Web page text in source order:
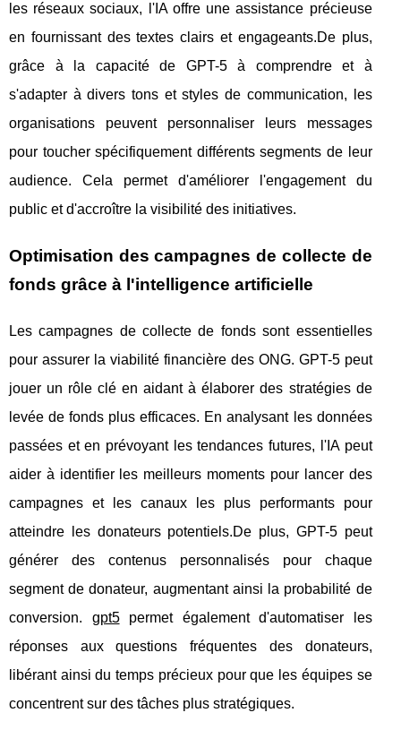
les réseaux sociaux, l'IA offre une assistance précieuse
en fournissant des textes clairs et engageants.De plus,
grâce à la capacité de GPT-5 à comprendre et à
s'adapter à divers tons et styles de communication, les
organisations peuvent personnaliser leurs messages
pour toucher spécifiquement différents segments de leur
audience. Cela permet d'améliorer l'engagement du
public et d'accroître la visibilité des initiatives.
Optimisation des campagnes de collecte de
fonds grâce à l'intelligence artificielle
Les campagnes de collecte de fonds sont essentielles
pour assurer la viabilité financière des ONG. GPT-5 peut
jouer un rôle clé en aidant à élaborer des stratégies de
levée de fonds plus efficaces. En analysant les données
passées et en prévoyant les tendances futures, l'IA peut
aider à identifier les meilleurs moments pour lancer des
campagnes et les canaux les plus performants pour
atteindre les donateurs potentiels.De plus, GPT-5 peut
générer des contenus personnalisés pour chaque
segment de donateur, augmentant ainsi la probabilité de
conversion. gpt5permet également d'automatiser les
réponses aux questions fréquentes des donateurs,
libérant ainsi du temps précieux pour que les équipes se
concentrent sur des tâches plus stratégiques.